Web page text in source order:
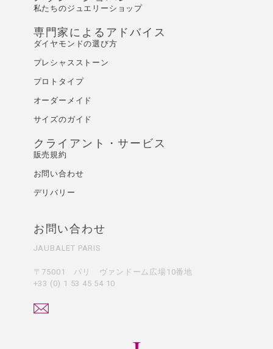
私たちのジュエリーショップ
専門家によるアドバイス
ダイヤモンドの選び方
プレシャスストーン
プロトタイプ
オーダーメイド
サイズのガイド
クライアント・サービス
販売規約
お問い合わせ
デリバリー
お問い合わせ
JAUBALET PARIS
〒75001 パリ ヴァンドーム広場10番地
+33 (0) 1 53 45 54 10